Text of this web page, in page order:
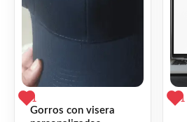
1
Gorros con visera
1